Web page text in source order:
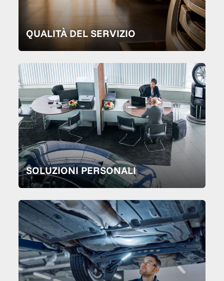
QUALITÀ DEL SERVIZIO
SOLUZIONI PERSONALI